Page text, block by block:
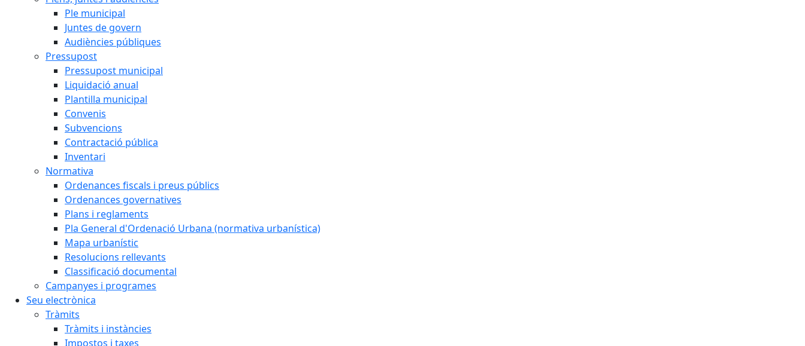
Ple municipal
Juntes de govern
Audiències públiques
Pressupost
Pressupost municipal
Liquidació anual
Plantilla municipal
Convenis
Subvencions
Contractació pública
Inventari
Normativa
Ordenances fiscals i preus públics
Ordenances governatives
Plans i reglaments
Pla General d'Ordenació Urbana (normativa urbanística)
Mapa urbanístic
Resolucions rellevants
Classificació documental
Campanyes i programes
Seu electrònica
Tràmits
Tràmits i instàncies
Impostos i taxes